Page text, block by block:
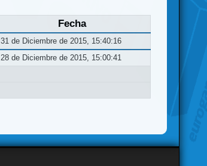
Fecha
31 de Diciembre de 2015, 15:40:16
28 de Diciembre de 2015, 15:00:41